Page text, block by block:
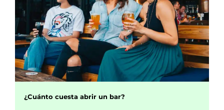
¿Cuánto cuesta abrir un bar?